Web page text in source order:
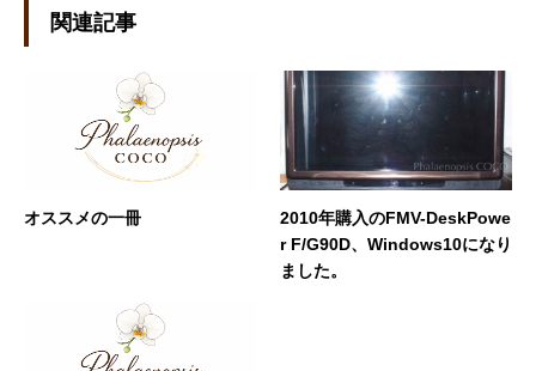
関連記事
オススメの一冊
2010年購入のFMV-DeskPowe
r F/G90D、Windows10になり
ました。